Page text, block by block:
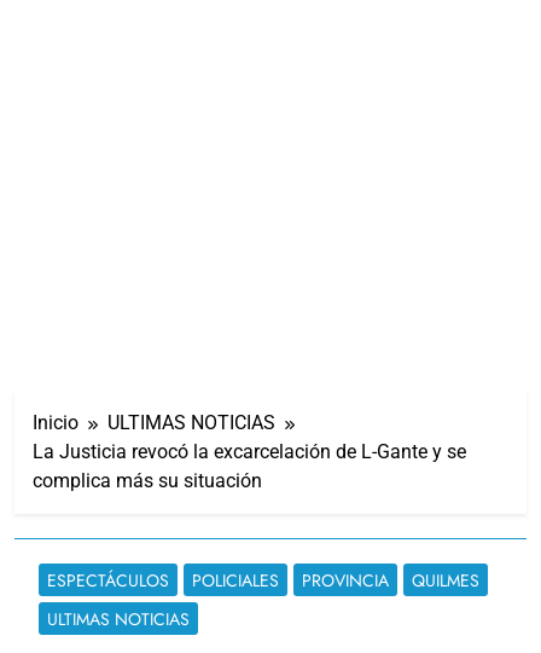
Inicio
ULTIMAS NOTICIAS
La Justicia revocó la excarcelación de L-Gante y se
complica más su situación
ESPECTÁCULOS POLICIALES PROVINCIA
QUILMES
ULTIMAS NOTICIAS